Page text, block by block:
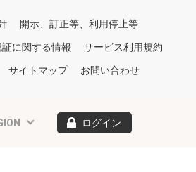
開示、訂正等、利用停止等
に関する情報 サービス利用規約
サイトマップ お問い合わせ
ログイン